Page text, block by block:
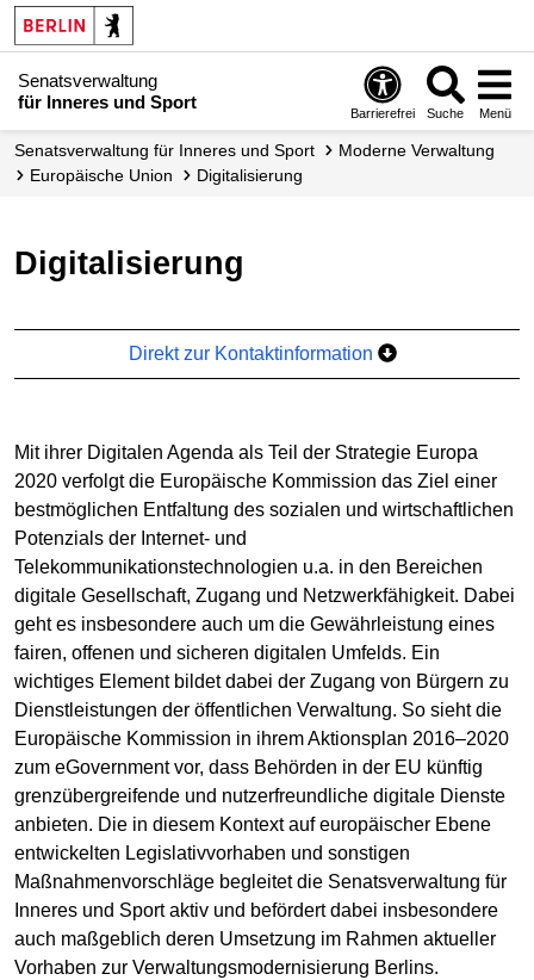
Senatsverwaltung
für Inneres und Sport
Barrierefrei Suche Menü
Senatsverwaltung für Inneres und Sport
Moderne Verwaltung
Europäische Union
Digitalisierung
Digitalisierung
Direkt zur Kontaktinformation
Mit ihrer Digitalen Agenda als Teil der Strategie Europa
2020 verfolgt die Europäische Kommission das Ziel einer
bestmöglichen Entfaltung des sozialen und wirtschaftlichen
Potenzials der Internet- und
Telekommunikationstechnologien u.a. in den Bereichen
digitale Gesellschaft, Zugang und Netzwerkfähigkeit. Dabei
geht es insbesondere auch um die Gewährleistung eines
fairen, offenen und sicheren digitalen Umfelds. Ein
wichtiges Element bildet dabei der Zugang von Bürgern zu
Dienstleistungen der öffentlichen Verwaltung. So sieht die
Europäische Kommission in ihrem Aktionsplan 2016–2020
zum eGovernment vor, dass Behörden in der EU künftig
grenzübergreifende und nutzerfreundliche digitale Dienste
anbieten. Die in diesem Kontext auf europäischer Ebene
entwickelten Legislativvorhaben und sonstigen
Maßnahmenvorschläge begleitet die Senatsverwaltung für
Inneres und Sport aktiv und befördert dabei insbesondere
auch maßgeblich deren Umsetzung im Rahmen aktueller
Vorhaben zur Verwaltungsmodernisierung Berlins.